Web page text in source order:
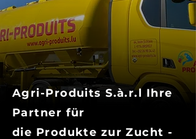
Agri-Produits S.à.r.l Ihre
Partner für
die Produkte zur Zucht -